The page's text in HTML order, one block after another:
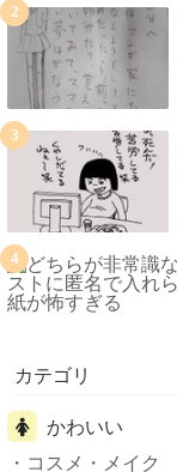
2
3
4
カテゴリ
かわいい
コスメ・メイク